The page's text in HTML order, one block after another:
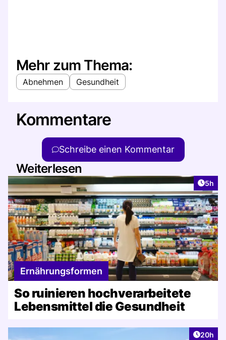
Mehr zum Thema:
Abnehmen Gesundheit
Kommentare
Schreibe einen Kommentar
Weiterlesen
5h
Ernährungsformen
So ruinieren hochverarbeitete
Lebensmittel die Gesundheit
Artikel
20h